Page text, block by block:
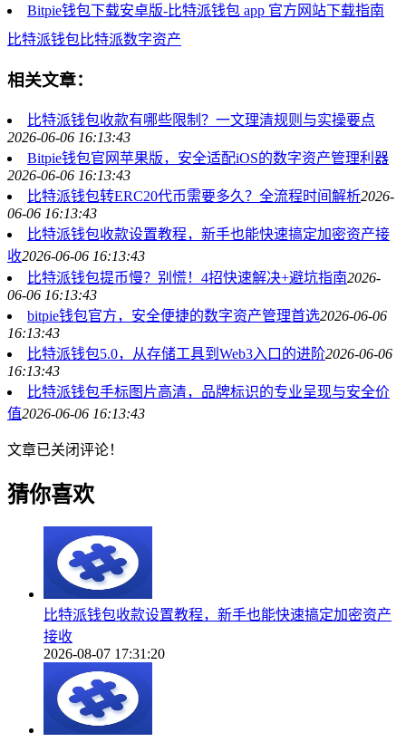
Bitpie钱包下载安卓版-比特派钱包 app 官方网站下载指南
比特派钱包比特派数字资产
相关文章：
比特派钱包收款有哪些限制？一文理清规则与实操要点
2026-06-06 16:13:43
Bitpie钱包官网苹果版，安全适配iOS的数字资产管理利器
2026-06-06 16:13:43
比特派钱包转ERC20代币需要多久？全流程时间解析2026-
06-06 16:13:43
比特派钱包收款设置教程，新手也能快速搞定加密资产接
收2026-06-06 16:13:43
比特派钱包提币慢？别慌！4招快速解决+避坑指南2026-
06-06 16:13:43
bitpie钱包官方，安全便捷的数字资产管理首选2026-06-06
16:13:43
比特派钱包5.0，从存储工具到Web3入口的进阶2026-06-06
16:13:43
比特派钱包手标图片高清，品牌标识的专业呈现与安全价
值2026-06-06 16:13:43
文章已关闭评论！
猜你喜欢
比特派钱包收款设置教程，新手也能快速搞定加密资产
接收
2026-08-07 17:31:20